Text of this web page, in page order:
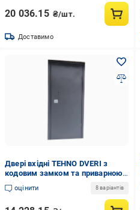
20 036.15 ₴/шт.
Доставимо
Двері вхідні TEHNO DVERI з
кодовим замком та приварною
ручкою металеві дволистові
праві 800х2050 см Ral 7024
оцінити 8 варіантів